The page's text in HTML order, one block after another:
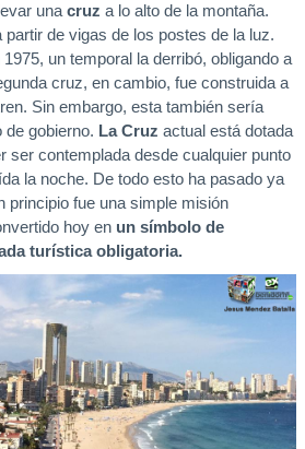
una cruz a lo alto de la montaña.
de vigas de los postes de la luz.
un temporal la derribó, obligando a
cruz, en cambio, fue construida a
Sin embargo, esta también sería
gobierno. La Cruz actual está dotada
ser contemplada desde cualquier punto
la noche. De todo esto ha pasado ya
principio fue una simple misión
hoy en un símbolo de
turística obligatoria.